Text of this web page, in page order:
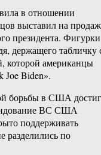
в отношении
выставил на
президента. Фигурки
держащего табличку
которой американцы
Joe Biden».
борьбы в США достиг
ВС США
поддерживать
разделились по